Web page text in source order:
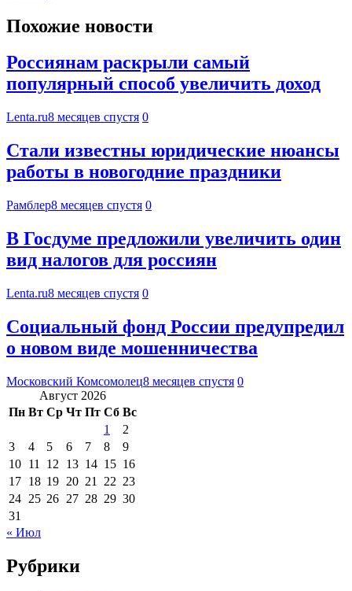
Похожие новости
Россиянам раскрыли самый
популярный способ увеличить доход
Lenta.ru8 месяцев спустя 0
Стали известны юридические нюансы
работы в новогодние праздники
Рамблер8 месяцев спустя 0
В Госдуме предложили увеличить один
вид налогов для россиян
Lenta.ru8 месяцев спустя 0
Социальный фонд России предупредил
о новом виде мошенничества
Московский Комсомолец8 месяцев спустя 0
Август 2026
Пн Вт Ср Чт Пт Сб Вс
1
2
3
4 5 6 7 8
9
10 11 12 13 14 15 16
17 18 19 20 21 22 23
24 25 26 27 28 29 30
31
« Июл
Рубрики